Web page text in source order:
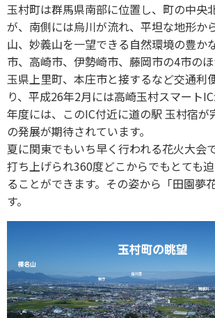
玉村町は群馬県南部に位置し、町の中央
が、南側には烏川が流れ、平坦な地形か
山、妙義山を一望できる自然環境の豊か
市、高崎市、伊勢崎市、藤岡市の4市の
玉県上里町、本庄市と接するなど交通利
り、平成26年2月には高崎玉村スマート
年度には、このIC付近に道の駅 玉村宿が
の発展が期待されています。
夏に関東でもいち早く行われる花火大会
打ち上げられ360度どこからでもとても
ることができます。その姿から「田園夢
す。